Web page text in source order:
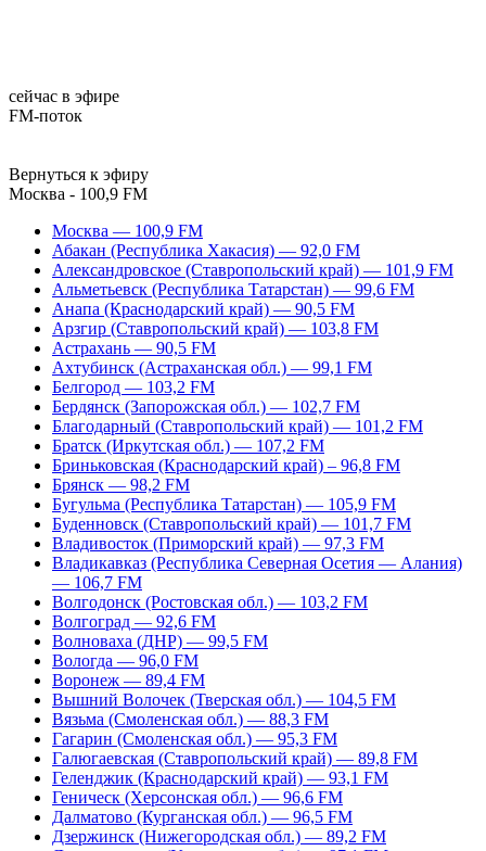
сейчас в эфире
FM-поток
Вернуться к эфиру
Москва - 100,9 FM
Москва — 100,9 FM
Абакан (Республика Хакасия) — 92,0 FM
Александровское (Ставропольский край) — 101,9 FM
Альметьевск (Республика Татарстан) — 99,6 FM
Анапа (Краснодарский край) — 90,5 FM
Арзгир (Ставропольский край) — 103,8 FM
Астрахань — 90,5 FM
Ахтубинск (Астраханская обл.) — 99,1 FM
Белгород — 103,2 FM
Бердянск (Запорожская обл.) — 102,7 FM
Благодарный (Ставропольский край) — 101,2 FM
Братск (Иркутская обл.) — 107,2 FM
Бриньковская (Краснодарский край) – 96,8 FM
Брянск — 98,2 FM
Бугульма (Республика Татарстан) — 105,9 FM
Буденновск (Ставропольский край) — 101,7 FM
Владивосток (Приморский край) — 97,3 FM
Владикавказ (Республика Северная Осетия — Алания)
— 106,7 FM
Волгодонск (Ростовская обл.) — 103,2 FM
Волгоград — 92,6 FM
Волноваха (ДНР) — 99,5 FM
Вологда — 96,0 FM
Воронеж — 89,4 FM
Вышний Волочек (Тверская обл.) — 104,5 FM
Вязьма (Смоленская обл.) — 88,3 FM
Гагарин (Смоленская обл.) — 95,3 FM
Галюгаевская (Ставропольский край) — 89,8 FM
Геленджик (Краснодарский край) — 93,1 FM
Геническ (Херсонская обл.) — 96,6 FM
Далматово (Курганская обл.) — 96,5 FM
Дзержинск (Нижегородская обл.) — 89,2 FM